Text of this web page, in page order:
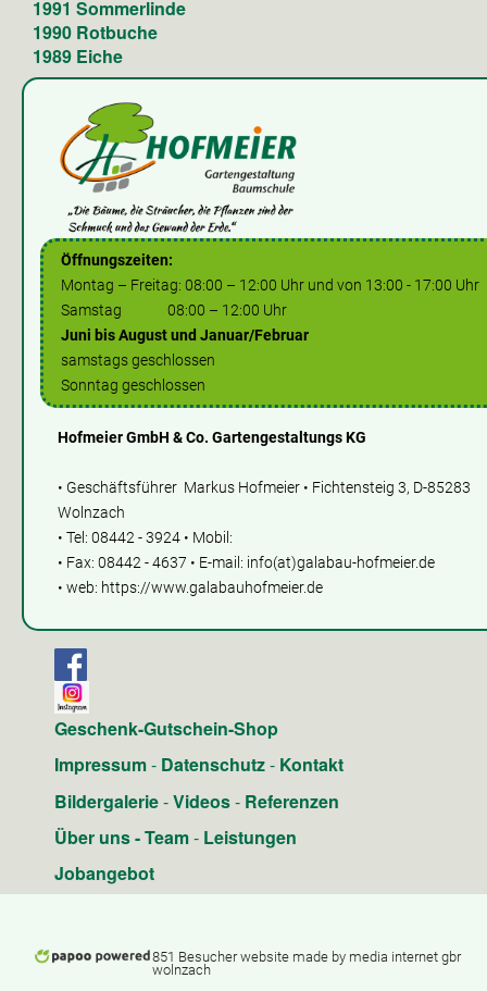
1991 Sommerlinde
1990 Rotbuche
1989 Eiche
Öffnungszeiten:
Montag – Freitag: 08:00 – 12:00 Uhr und von 13:00 - 17:00 Uhr
Samstag 08:00 – 12:00 Uhr
Juni bis August und Januar/Februar
samstags geschlossen
Sonntag geschlossen
Hofmeier GmbH & Co. Gartengestaltungs KG
• Geschäftsführer Markus Hofmeier • Fichtensteig 3, D-85283
Wolnzach
• Tel: 08442 - 3924 • Mobil:
• Fax: 08442 - 4637 • E-mail: info(at)galabau-hofmeier.de
• web: https://www.galabauhofmeier.de
Geschenk-Gutschein-Shop
Impressum- Datenschutz- Kontakt
Bildergalerie-Videos- Referenzen
Über uns-Team- Leistungen
Jobangebot
851 Besucher website made by media internet gbr
wolnzach